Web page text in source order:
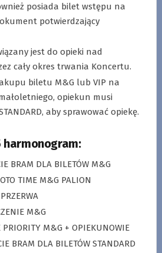
posiada bilet wstępu na
potwierdzający
jest do opieki nad
cały okres trwania Koncertu.
biletu M&G lub VIP na
opiekun musi
aby sprawować opiekę.
harmonogram:
BRAM DLA BILETÓW M&G
TIME M&G PALION
M&G
PRIORITY M&G + OPIEKUNOWIE
BRAM DLA BILETÓW STANDARD